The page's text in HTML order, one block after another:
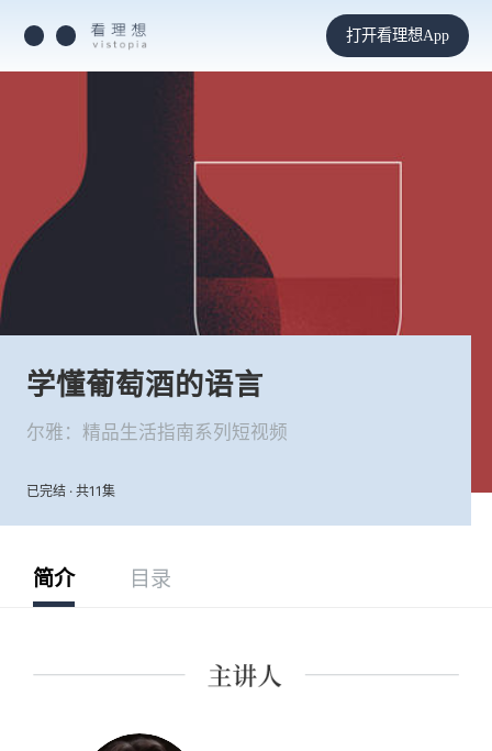
打开看理想App
学懂葡萄酒的语言
尔雅：精品生活指南系列短视频
已完结 · 共11集
简介 目录